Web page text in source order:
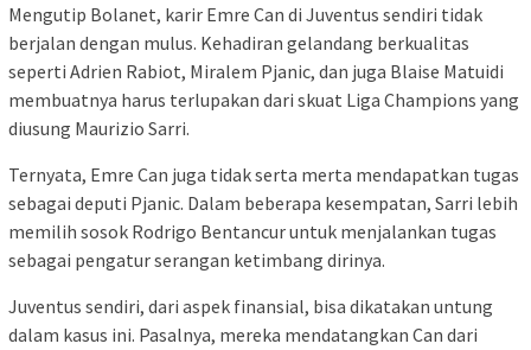
Mengutip Bolanet, karir Emre Can di Juventus sendiri tidak
berjalan dengan mulus. Kehadiran gelandang berkualitas
seperti Adrien Rabiot, Miralem Pjanic, dan juga Blaise Matuidi
membuatnya harus terlupakan dari skuat Liga Champions yang
diusung Maurizio Sarri.
Ternyata, Emre Can juga tidak serta merta mendapatkan tugas
sebagai deputi Pjanic. Dalam beberapa kesempatan, Sarri lebih
memilih sosok Rodrigo Bentancur untuk menjalankan tugas
sebagai pengatur serangan ketimbang dirinya.
Juventus sendiri, dari aspek finansial, bisa dikatakan untung
dalam kasus ini. Pasalnya, mereka mendatangkan Can dari